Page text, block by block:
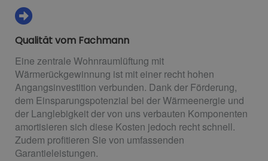
Qualität vom Fachmann
Eine zentrale Wohnraumlüftung mit
Wärmerückgewinnung ist mit einer recht hohen
Angangsinvestition verbunden. Dank der Förderung,
dem Einsparungspotenzial bei der Wärmeenergie und
der Langlebigkeit der von uns verbauten Komponenten
amortisieren sich diese Kosten jedoch recht schnell.
Zudem profitieren Sie von umfassenden
Garantieleistungen.